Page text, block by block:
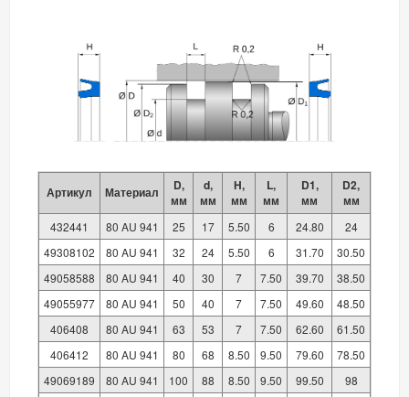
Артикул Материал
D,
мм
d,
мм
H,
мм
L,
мм
D1,
мм
D2,
мм
432441 80 AU 941 25 17 5.50 6 24.80
24
49308102
80 AU 941 32 24 5.50 6 31.70
30.50
49058588
80 AU 941 40 30 7 7.50 39.70
38.50
49055977
80 AU 941 50 40 7 7.50 49.60
48.50
406408
80 AU 941 63 53 7 7.50 62.60
61.50
406412
80 AU 941 80 68 8.50 9.50 79.60
78.50
49069189
80 AU 941 100 88 8.50 9.50 99.50 98